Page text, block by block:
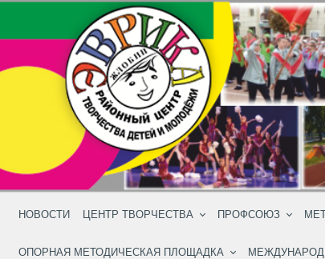
Skip to main content
НОВОСТИ ЦЕНТР ТВОРЧЕСТВА ПРОФСОЮЗ
ОПОРНАЯ МЕТОДИЧЕСКАЯ ПЛОЩАДКА